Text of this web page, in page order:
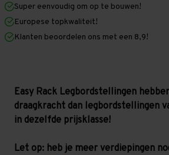
x
14.000
mm
x
legbordniveaus
-
130
kg
x
14.000
mm
x
legbordniveaus
-
130
kg
Super eenvoudig om op te bouwen!
Europese topkwaliteit!
Klanten beoordelen ons met een 8,9!
Easy Rack Legbordstellingen
draagkracht dan legbordstellingen
in dezelfde prijsklasse!
Let op: heb je meer verdiepingen